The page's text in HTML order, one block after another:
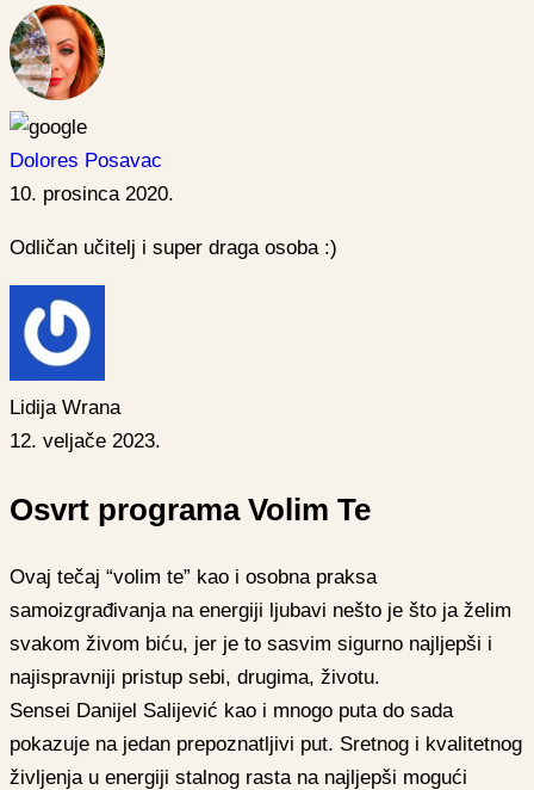
Dolores Posavac
10. prosinca 2020.
Odličan učitelj i super draga osoba :)
Lidija Wrana
12. veljače 2023.
Osvrt programa Volim Te
Ovaj tečaj “volim te” kao i osobna praksa
samoizgrađivanja na energiji ljubavi nešto je što ja želim
svakom živom biću, jer je to sasvim sigurno najljepši i
najispravniji pristup sebi, drugima, životu.
Sensei Danijel Salijević kao i mnogo puta do sada
pokazuje na jedan prepoznatljivi put. Sretnog i kvalitetnog
življenja u energiji stalnog rasta na najljepši mogući